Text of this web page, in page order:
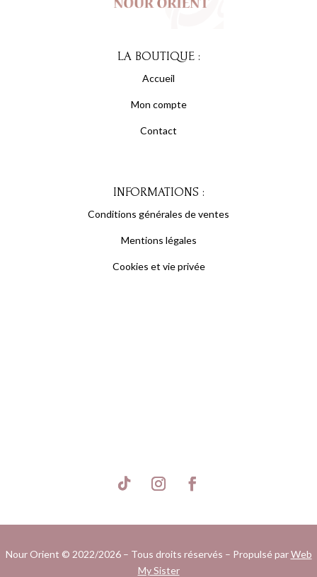
LA BOUTIQUE :
Accueil
Mon compte
Contact
INFORMATIONS :
Conditions générales de ventes
Mentions légales
Cookies et vie privée
Nour Orient © 2022/2026 – Tous droits réservés – Propulsé parWeb
My Sister